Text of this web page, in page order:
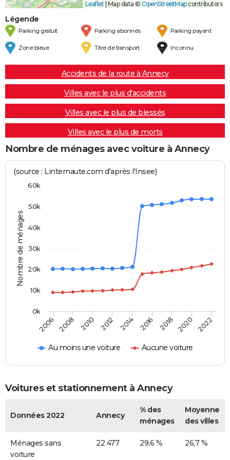
Leaflet Map data © OpenStreetMapcontributors
Légende
Parking gratuit Parking abonnés Parking payant
Zone bleue Titre de transport Inconnu
Accidents de la route à Annecy
Villes avec le plus d'accidents
Villes avec le plus de blessés
Villes avec le plus de morts
Nombre de ménages avec voiture à Annecy
Nombre de ménages
(source : Linternaute.com d'après l'Insee)
Au moins une voiture Aucune voiture
2006 2008 2010 2012 2014 2016 2018 2020 2022
0k
10k
20k
30k
40k
50k
60k
Voitures et stationnement à Annecy
Données 2022 Annecy
% des
ménages
Moyenne
des villes
Ménages sans
voiture
22 477 29,6 % 26,7 %